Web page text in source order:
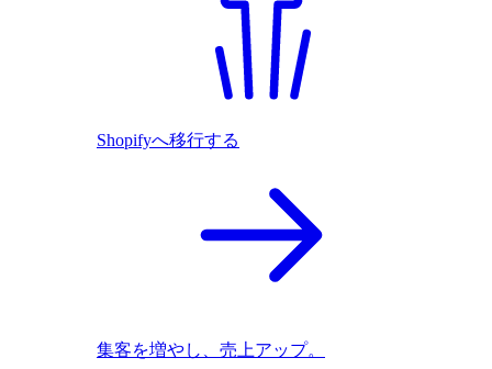
Shopifyへ移行する
集客を増やし、売上アップ。